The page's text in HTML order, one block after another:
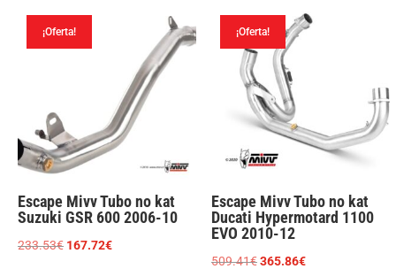
617.87€.
627.99€.
es:
¡Oferta!
Escape Mivv Tubo no kat
Suzuki GSR 600 2006-10
233.53€ El
167.72€El
¡Oferta!
Escape Mivv Tubo no kat
Ducati Hypermotard 1100
EVO 2010-12
509.41€El
365.86€El